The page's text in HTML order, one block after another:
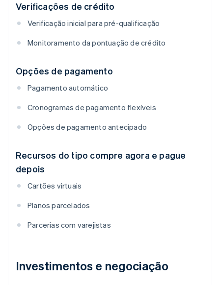
Verificações de crédito
Verificação inicial para pré-qualificação
Monitoramento da pontuação de crédito
Opções de pagamento
Pagamento automático
Cronogramas de pagamento flexíveis
Opções de pagamento antecipado
Recursos do tipo compre agora e pague
depois
Cartões virtuais
Planos parcelados
Parcerias com varejistas
Investimentos e negociação